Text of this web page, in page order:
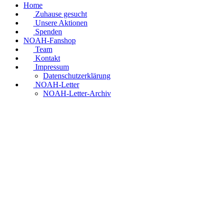
Home
Zuhause gesucht
Unsere Aktionen
Spenden
NOAH-Fanshop
Team
Kontakt
Impressum
Datenschutzerklärung
NOAH-Letter
NOAH-Letter-Archiv